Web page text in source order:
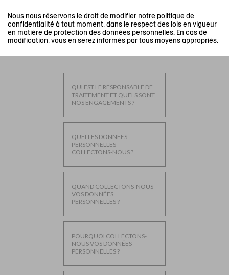
Nous nous réservons le droit de modifier notre politique de
confidentialité à tout moment, dans le respect des lois en vigueur
en matière de protection des données personnelles. En cas de
modification, vous en serez informés par tous moyens appropriés.
QUI EST LE RESPONSABLE DE
TRAITEMENT ET QUELS SONT
NOS ENGAGEMENTS ?
QUELLES DONNEES
PERSONNELLES
COLLECTONS-NOUS ?
QUAND COLLECTONS-NOUS
VOS DONNÉES
PERSONNELLES ?
POURQUOI COLLECTONS-
NOUS VOS DONNÉES
PERSONNELLES ?